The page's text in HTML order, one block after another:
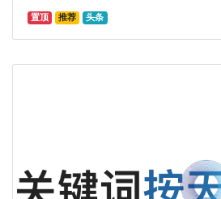
置顶 推荐 头条